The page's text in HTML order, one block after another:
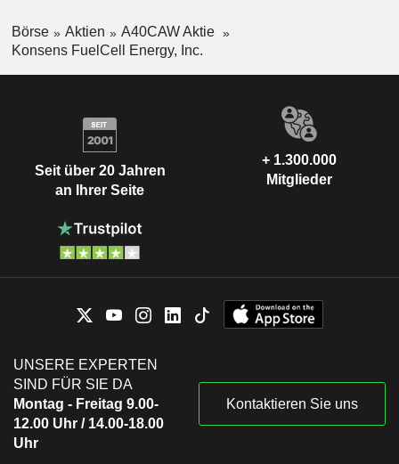
Börse Aktien
A40CAW Aktie
Konsens FuelCell Energy, Inc.
Seit über 20 Jahren
an Ihrer Seite
+ 1.300.000
Mitglieder
UNSERE EXPERTEN
SIND FÜR SIE DA
Montag - Freitag 9.00-
12.00 Uhr / 14.00-18.00
Uhr
Kontaktieren Sie uns